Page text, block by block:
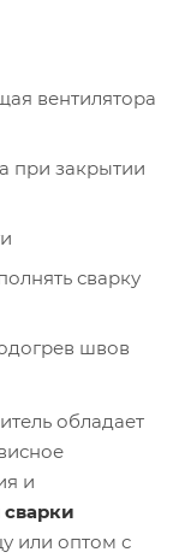
вентилятора
при закрытии
сварку
швов
обладает
и
или оптом с